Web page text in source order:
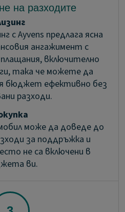
на разходите
с Ayvens предлага ясна
ангажимент с
включително
така че можете да
бюджет ефективно без
разходи.
може да доведе до
за поддръжка и
не са включени в
ви.